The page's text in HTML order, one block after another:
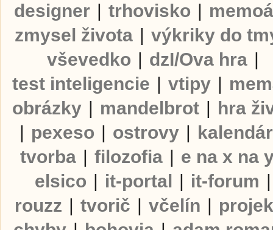
designer | trhovisko |
zmysel života | výkriky do
vševedko | dzI/Ova hra |
test inteligencie | vtipy |
obrázky | mandelbrot | hra
| pexeso | ostrovy | kalendár
tvorba | filozofia | e na x na
elsico | it-portal | it-forum |
rouzz | tvorič | včelín |